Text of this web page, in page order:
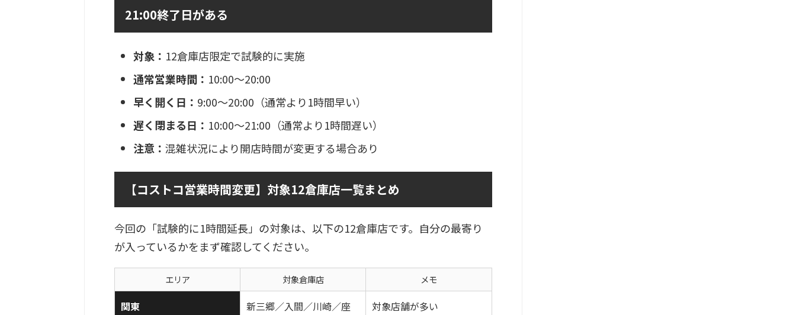
21:00終了日がある
対象： 12倉庫店限定で試験的に実施
通常営業時間： 10:00〜20:00
早く開く日： 9:00〜20:00（通常より1時間早い）
遅く閉まる日： 10:00〜21:00（通常より1時間遅い）
注意： 混雑状況により開店時間が変更する場合あり
【コストコ営業時間変更】対象12倉庫店一覧まとめ
今回の「試験的に1時間延長」の対象は、以下の12倉庫店です。自分の最寄り
が入っているかをまず確認してください。
エリア 対象倉庫店 メモ
関東
新三郷／入間／川崎／座
対象店舗が多い